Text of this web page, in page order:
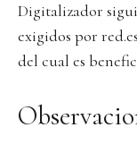
Digitalizador
exigidos por
del cual es